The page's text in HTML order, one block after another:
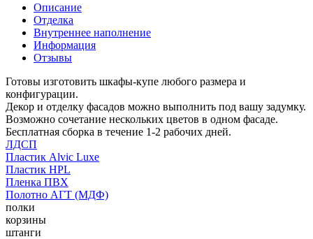
Описание
Отделка
Внутреннее наполнение
Информация
Отзывы
Готовы изготовить шкафы-купе любого размера и
конфигурации.
Декор и отделку фасадов можно выполнить под вашу задумку.
Возможно сочетание нескольких цветов в одном фасаде.
Бесплатная сборка в течение 1-2 рабочих дней.
ЛДСП
Пластик Alvic Luxe
Пластик HPL
Пленка ПВХ
Полотно АГТ (МДФ)
полки
корзины
штанги